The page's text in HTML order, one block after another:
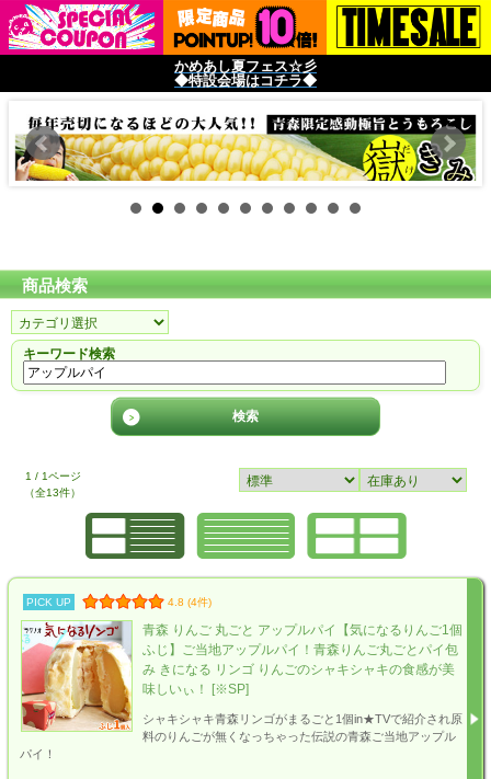
かめあし夏フェス☆彡
◆特設会場はコチラ◆
商品検索
キーワード検索
1 / 1ページ
（全13件）
PICK UP 4.8 (4件)
青森 りんご 丸ごと アップルパイ【気になるりんご1個
ふじ】ご当地アップルパイ！青森りんご丸ごとパイ包
み きになる リンゴ りんごのシャキシャキの食感が美
味しいぃ！ [※SP]
シャキシャキ青森リンゴがまるごと1個in★TVで紹介され原
料のりんごが無くなっちゃった伝説の青森ご当地アップル
パイ！